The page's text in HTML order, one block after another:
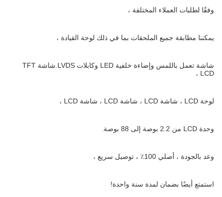
وفقًا لطلبات العملاء المختلفة ،
يمكننا مطابقة جميع الملحقات بما في ذلك لوحة القيادة ،
شاشة تعمل باللمس وإضاءة خلفية LED وكابلات LVDS.شاشة TFT
LCD ،
لوحة LCD ، شاشة LCD ، شاشة LCD ، شاشة LCD ،
وحدة LCD من 2.2 بوصة إلى 88 بوصة.
وعد بالجودة ، أصلي 100٪ ، توصيل سريع ،
استمتع أيضًا بضمان لمدة سنة واحدة!